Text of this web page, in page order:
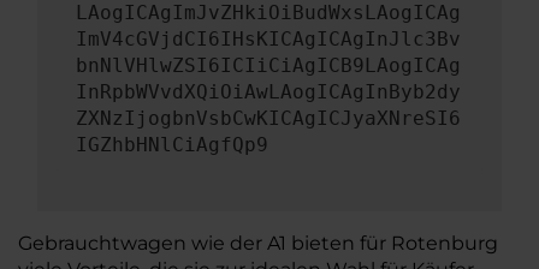
LAogICAgImJvZHkiOiBudWxsLAogICAg
ImV4cGVjdCI6IHsKICAgICAgInJlc3Bv
bnNlVHlwZSI6ICIiCiAgICB9LAogICAg
InRpbWVvdXQiOiAwLAogICAgInByb2dy
ZXNzIjogbnVsbCwKICAgICJyaXNreSI6
IGZhbHNlCiAgfQp9
Gebrauchtwagen wie der A1 bieten für Rotenburg